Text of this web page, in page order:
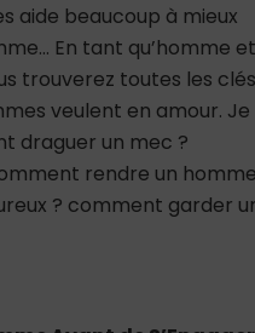
aide beaucoup à mieux
En tant qu’homme et
trouverez toutes les clés
veulent en amour. Je
draguer un mec ?
rendre un homme
? comment garder